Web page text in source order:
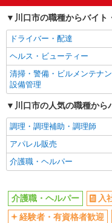
経験者・有資格者歓迎
女性活躍中
フリーター歓迎
ブランクOK
エルダー（50代～）活躍中
高収入・高額
昇給あり
フルタイム歓迎
駅直結・駅チカ
バイク通勤OK
社会保険あり
退職金・財形貯蓄制度あり
川口市の職種からバイ
ドライバー・配達
ヘルス・ビューティー
清掃・警備・ビルメンテナン
設備管理
川口市の人気の職種か
調理・調理補助・調理師
アパレル販売
介護職・ヘルパー
介護職・ヘルパー 入
経験者・有資格者歓迎